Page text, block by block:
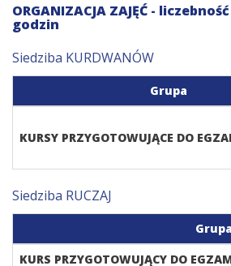
ORGANIZACJA ZAJĘĆ -
godzin
Siedziba KURDWANÓW
Grupa
KURSY PRZYGOTOWUJĄCE DO
Siedziba RUCZAJ
Grupa
KURS PRZYGOTOWUJĄCY DO